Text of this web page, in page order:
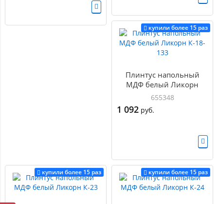
купили более 15 раз
Плинтус напольный
МДФ белый Ликорн
К-18-133
655348
1 092 руб.
купили более 15 раз купили более 15 раз